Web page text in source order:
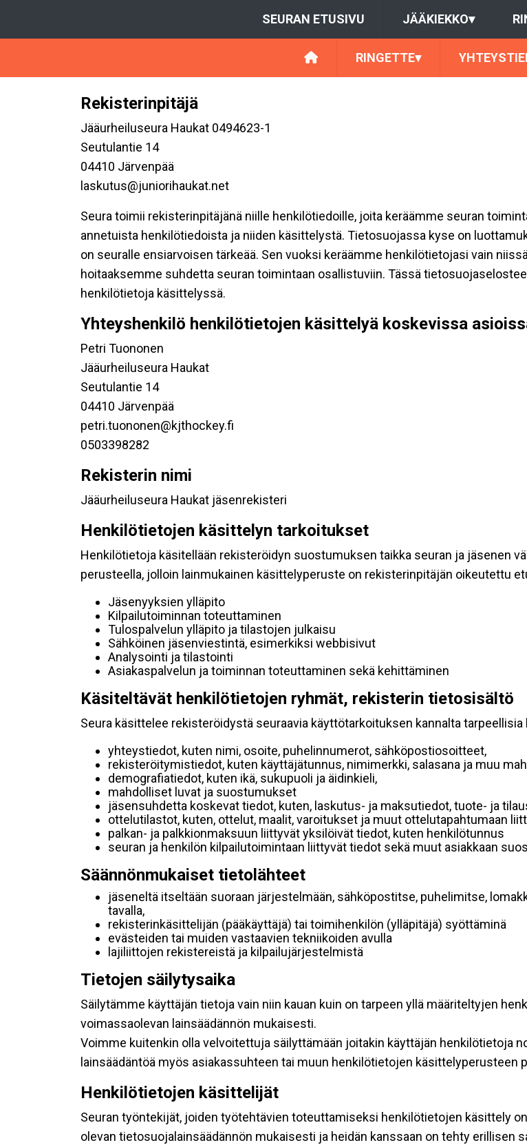
SEURAN ETUSIVU JÄÄKIEKKO▾
RINGETTE▾
Rekisterinpitäjä
Jääurheiluseura Haukat 0494623-1
Seutulantie 14
04410 Järvenpää
laskutus@juniorihaukat.net
Seura toimii rekisterinpitäjänä niille henkilötiedoille, joita keräämme seuran
annetuista henkilötiedoista ja niiden käsittelystä. Tietosuojassa kyse on
on seuralle ensiarvoisen tärkeää. Sen vuoksi keräämme henkilötietojasi vain
hoitaaksemme suhdetta seuran toimintaan osallistuviin. Tässä
henkilötietoja käsittelyssä.
Yhteyshenkilö henkilötietojen käsittelyä koskevissa
Petri Tuononen
Jääurheiluseura Haukat
Seutulantie 14
04410 Järvenpää
petri.tuononen@kjthockey.fi
0503398282
Rekisterin nimi
Jääurheiluseura Haukat jäsenrekisteri
Henkilötietojen käsittelyn tarkoitukset
Henkilötietoja käsitellään rekisteröidyn suostumuksen taikka seuran ja jäsenen
perusteella, jolloin lainmukainen käsittelyperuste on rekisterinpitäjän oikeutettu
Jäsenyyksien ylläpito
Kilpailutoiminnan toteuttaminen
Tulospalvelun ylläpito ja tilastojen julkaisu
Sähköinen jäsenviestintä, esimerkiksi webbisivut
Analysointi ja tilastointi
Asiakaspalvelun ja toiminnan toteuttaminen sekä kehittäminen
Käsiteltävät henkilötietojen ryhmät, rekisterin tietosisältö
Seura käsittelee rekisteröidystä seuraavia käyttötarkoituksen kannalta
yhteystiedot, kuten nimi, osoite, puhelinnumerot, sähköpostiosoitteet,
rekisteröitymistiedot, kuten käyttäjätunnus, nimimerkki, salasana ja muu
demografiatiedot, kuten ikä, sukupuoli ja äidinkieli,
mahdolliset luvat ja suostumukset
jäsensuhdetta koskevat tiedot, kuten, laskutus- ja maksutiedot, tuote- ja
ottelutilastot, kuten, ottelut, maalit, varoitukset ja muut ottelutapahtumaan
palkan- ja palkkionmaksuun liittyvät yksilöivät tiedot, kuten henkilötunnus
seuran ja henkilön kilpailutoimintaan liittyvät tiedot sekä muut asiakkaan
Säännönmukaiset tietolähteet
jäseneltä itseltään suoraan järjestelmään, sähköpostitse, puhelimitse,
tavalla,
rekisterinkäsittelijän (pääkäyttäjä) tai toimihenkilön (ylläpitäjä) syöttäminä
evästeiden tai muiden vastaavien tekniikoiden avulla
lajiliittojen rekistereistä ja kilpailujärjestelmistä
Tietojen säilytysaika
Säilytämme käyttäjän tietoja vain niin kauan kuin on tarpeen yllä määriteltyjen
voimassaolevan lainsäädännön mukaisesti.
Voimme kuitenkin olla velvoitettuja säilyttämään joitakin käyttäjän henkilötietoja
lainsäädäntöä myös asiakassuhteen tai muun henkilötietojen käsittelyperusteen
Henkilötietojen käsittelijät
Seuran työntekijät, joiden työtehtävien toteuttamiseksi henkilötietojen käsittely
olevan tietosuojalainsäädännön mukaisesti ja heidän kanssaan on tehty erillisen